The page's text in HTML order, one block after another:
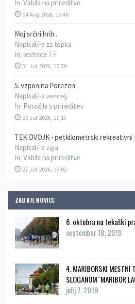
In: Vabila na prireditve
04 Avg 2026, 19:48
Moj srčni hrib..
Napisal/-a zz topka
In: lestvice TF
31 Jul 2026, 10:59
5. vzpon na Porezen
Napisal/-a vencelj
In: Poročila s prireditev
29 Jul 2026, 17:13
TEK DVOJK - petkilometrski rekreativni
Napisal/-a ziga
In: Vabila na prireditve
27 Jul 2026, 15:02
ZADNJE NOVICE
6. oktobra na tekaški
september 18, 2019
4. MARIBORSKI MESTNI
SLOGANOM ''MARIBOR
julij 7, 2019